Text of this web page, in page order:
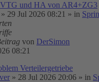
und HA von AR4+ZG3
» 29 Jul 2026 08:21 » in
von DerSimon
08:21
Verteilergetriebe
» 28 Jul 2026 20:06 » in